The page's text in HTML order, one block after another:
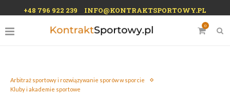
+48 796 922 239 INFO@KONTRAKTSPORTOWY.PL
0
Arbitraż sportowy i rozwiązywanie sporów w sporcie
Kluby i akademie sportowe